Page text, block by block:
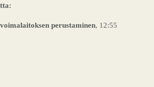
perustaminen, 12:55